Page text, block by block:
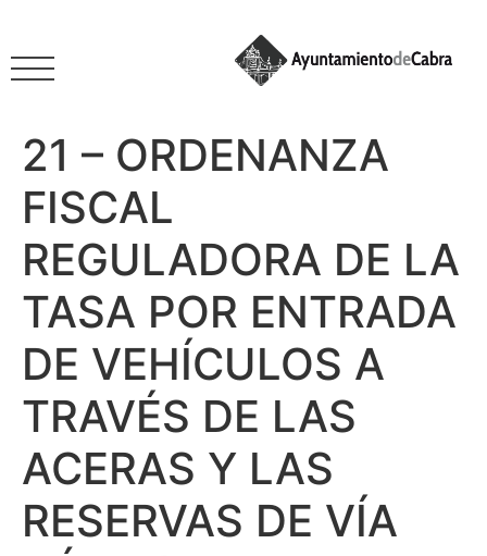
21 – ORDENANZA
FISCAL
REGULADORA DE LA
TASA POR ENTRADA
DE VEHÍCULOS A
TRAVÉS DE LAS
ACERAS Y LAS
RESERVAS DE VÍA